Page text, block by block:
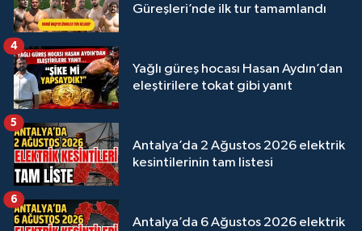
Güreşleri’nde ilk tur tamamlandı
Yağlı güreş hocası Hasan Aydın’dan
eleştirilere tokat gibi yanıt
4
Antalya’da 2 Ağustos 2026 elektrik
kesintilerinin tam listesi
5
Antalya’da 6 Ağustos 2026 elektrik
6